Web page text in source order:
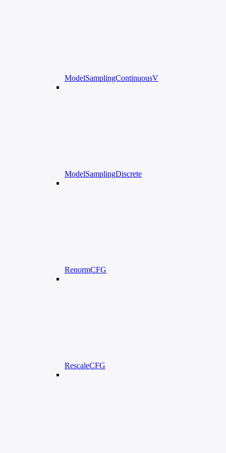
ModelSamplingContinuousV
ModelSamplingDiscrete
RenormCFG
RescaleCFG